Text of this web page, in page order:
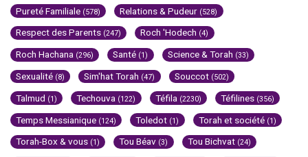
Pureté Familiale (578) Relations & Pudeur (528)
Respect des Parents (247) Roch 'Hodech (4)
Roch Hachana (296) Santé (1) Science & Torah (33)
Sexualité (8) Sim'hat Torah (47) Souccot (502)
Talmud (1) Techouva (122) Téfila (2230) Téfilines (356)
Temps Messianique (124) Toledot (1) Torah et société (1)
Torah-Box & vous (1) Tou Béav (3) Tou Bichvat (24)